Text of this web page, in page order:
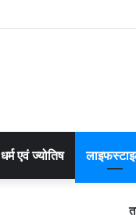
धर्म एवं ज्योतिष